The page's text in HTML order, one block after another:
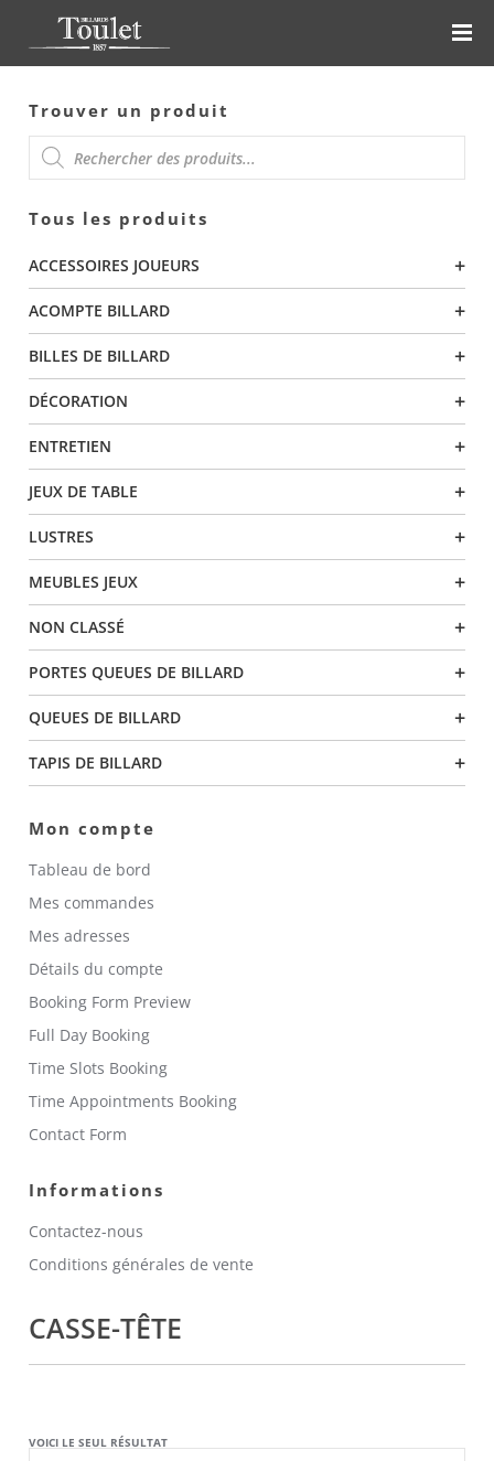
Trouver un produit
RECHERCHE
DE
PRODUITS
Tous les produits
ACCESSOIRES JOUEURS +
ACOMPTE BILLARD +
BILLES DE BILLARD +
DÉCORATION +
ENTRETIEN +
JEUX DE TABLE +
LUSTRES +
MEUBLES JEUX +
NON CLASSÉ +
PORTES QUEUES DE BILLARD +
QUEUES DE BILLARD +
TAPIS DE BILLARD +
Mon compte
Tableau de bord
Mes commandes
Mes adresses
Détails du compte
Booking Form Preview
Full Day Booking
Time Slots Booking
Time Appointments Booking
Contact Form
Informations
Contactez-nous
Conditions générales de vente
CASSE-TÊTE
VOICI LE SEUL RÉSULTAT